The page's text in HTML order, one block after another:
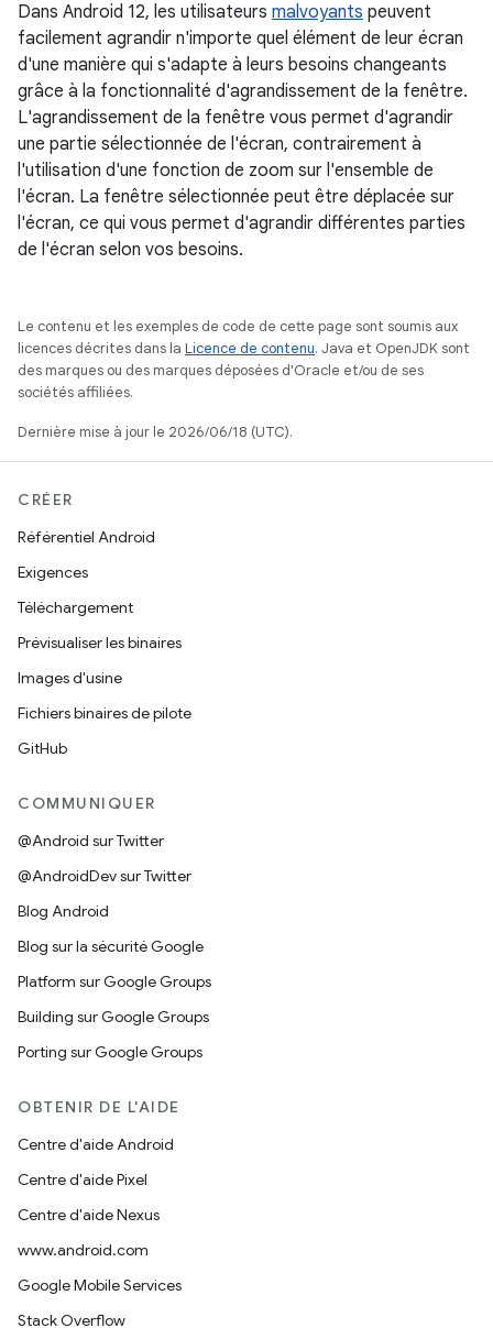
Dans Android 12, les utilisateurs malvoyants peuvent
facilement agrandir n'importe quel élément de leur écran
d'une manière qui s'adapte à leurs besoins changeants
grâce à la fonctionnalité d'agrandissement de la fenêtre.
L'agrandissement de la fenêtre vous permet d'agrandir
une partie sélectionnée de l'écran, contrairement à
l'utilisation d'une fonction de zoom sur l'ensemble de
l'écran. La fenêtre sélectionnée peut être déplacée sur
l'écran, ce qui vous permet d'agrandir différentes parties
de l'écran selon vos besoins.
Le contenu et les exemples de code de cette page sont soumis aux
licences décrites dans la Licence de contenu. Java et OpenJDK sont
des marques ou des marques déposées d'Oracle et/ou de ses
sociétés affiliées.
Dernière mise à jour le 2026/06/18 (UTC).
CRÉER
Référentiel Android
Exigences
Téléchargement
Prévisualiser les binaires
Images d'usine
Fichiers binaires de pilote
GitHub
COMMUNIQUER
@Android sur Twitter
@AndroidDev sur Twitter
Blog Android
Blog sur la sécurité Google
Platform sur Google Groups
Building sur Google Groups
Porting sur Google Groups
OBTENIR DE L'AIDE
Centre d'aide Android
Centre d'aide Pixel
Centre d'aide Nexus
www.android.com
Google Mobile Services
Stack Overflow